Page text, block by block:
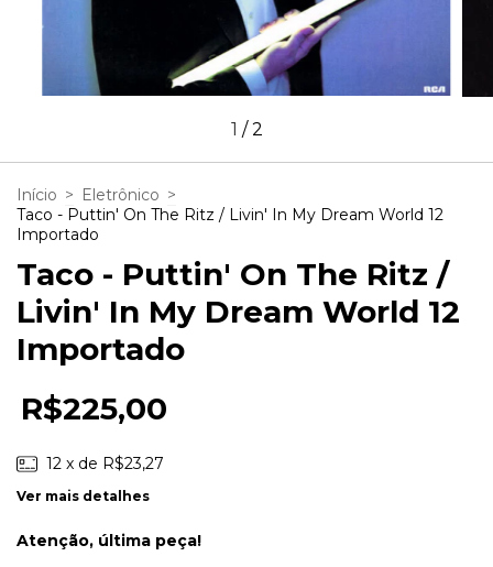
1 /2
Início > Eletrônico >
Taco - Puttin' On The Ritz / Livin' In My Dream World 12
Importado
Taco - Puttin' On The Ritz /
Livin' In My Dream World 12
Importado
R$225,00
12 x de R$23,27
Ver mais detalhes
Atenção, última peça!